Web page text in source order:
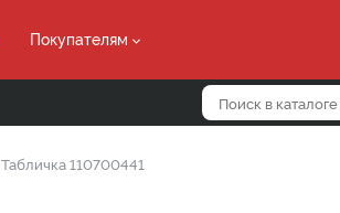
Покупателям
Табличка 110700441